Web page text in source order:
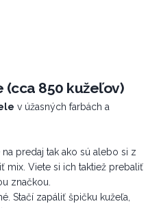
(cca 850 kužeľov)
v úžasných farbách a
predaj tak ako sú alebo si z
mix. Viete si ich taktiež prebaliť
značkou.
Stačí zapáliť špičku kužeľa,